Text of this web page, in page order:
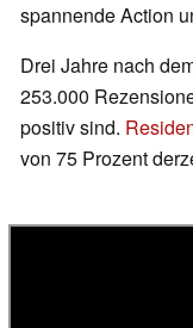
spannende Action
Drei Jahre nach
253.000
positiv sind.
von 75 Prozent